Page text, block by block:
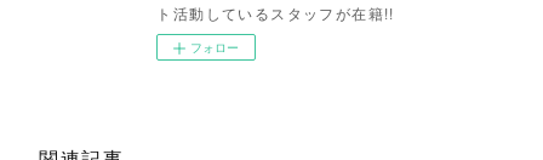
ト活動しているスタッフが在籍!!
フォロー